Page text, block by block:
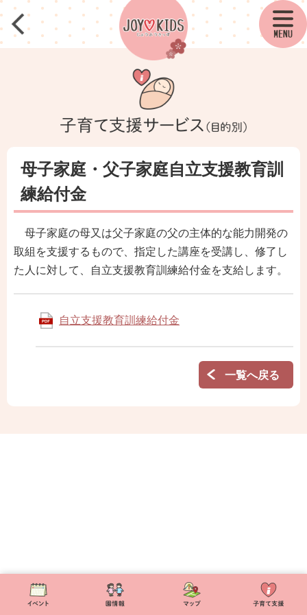
母子家庭・父子家庭自立支援教育訓
練給付金
母子家庭の母又は父子家庭の父の主体的な能力開発の
取組を支援するもので、指定した講座を受講し、修了し
た人に対して、自立支援教育訓練給付金を支給します。
自立支援教育訓練給付金
一覧へ戻る